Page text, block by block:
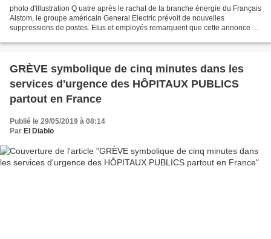
photo d'illustration Q uatre après le rachat de la branche énergie du Français
Alstom, le groupe américain General Electric prévoit de nouvelles
suppressions de postes. Elus et employés remarquent que cette annonce a
GRÈVE symbolique de cinq minutes dans les
services d'urgence des HÔPITAUX PUBLICS
partout en France
Publié le 29/05/2019 à 08:14
Par El Diablo